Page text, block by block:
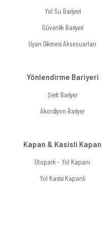
Yol Su Bariyeri
Güvenlik Bariyeri
Uyarı Dikmesi Aksesuarları
Yönlendirme Bariyeri
Şerit Bariyer
Akordiyon Bariyer
Kapan & Kasisli Kapan
Otopark - Yol Kapanı
Yol Kasisi Kapanlı